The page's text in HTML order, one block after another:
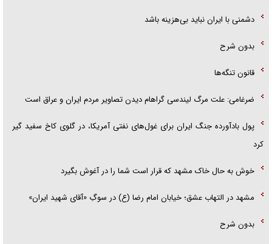
دشمنی با ایران نباید بی‌هزینه باشد
بدون شرح
قانون تنگه‌ها
ضرغامی: علت مرگ لیندسی گراهام دیدن تصاویر مردم ایران و عراق است
پول بادآورده جنگ ایران برای غول‌های نفتی آمریکا، در گلوی کاخ سفید گیر
کرد
خوش به حال خاک مشهد که قرار است شما را در آغوش بگیرد
مشهد در التهاب عشق؛ خیابان امام رضا (ع) در سوگِ «آقای شهید ایران»
بدون شرح